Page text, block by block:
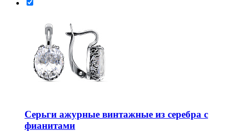
Серьги ажурные винтажные из серебра с
фианитами